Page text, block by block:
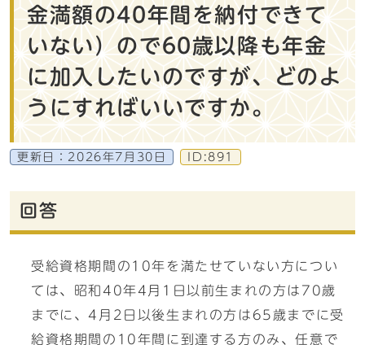
金満額の40年間を納付できて
いない）ので60歳以降も年金
に加入したいのですが、どのよ
うにすればいいですか。
更新日： 2026年7月30日 ID:891
回答
受給資格期間の10年を満たせていない方につい
ては、昭和40年4月1日以前生まれの方は70歳
までに、4月2日以後生まれの方は65歳までに受
給資格期間の10年間に到達する方のみ、任意で